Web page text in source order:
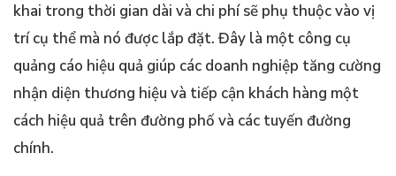
khai trong thời gian dài và chi phí sẽ phụ thuộc vào vị
trí cụ thể mà nó được lắp đặt. Đây là một công cụ
quảng cáo hiệu quả giúp các doanh nghiệp tăng cường
nhận diện thương hiệu và tiếp cận khách hàng một
cách hiệu quả trên đường phố và các tuyến đường
chính.